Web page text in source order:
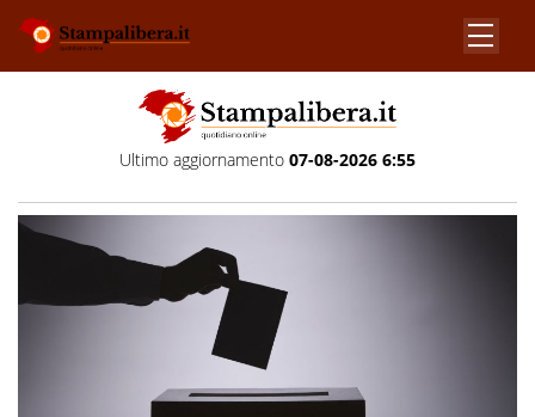
Ultimo aggiornamento 07-08-2026 6:55